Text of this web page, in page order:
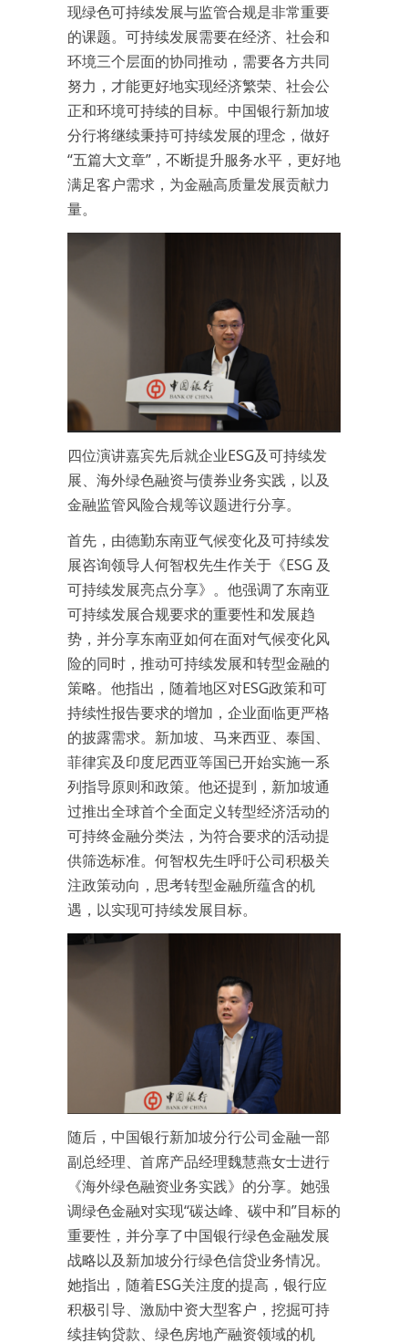
现绿色可持续发展与监管合规是非常重要
的课题。可持续发展需要在经济、社会和
环境三个层面的协同推动，需要各方共同
努力，才能更好地实现经济繁荣、社会公
正和环境可持续的目标。中国银行新加坡
分行将继续秉持可持续发展的理念，做好
“五篇大文章”，不断提升服务水平，更好地
满足客户需求，为金融高质量发展贡献力
量。
四位演讲嘉宾先后就企业ESG及可持续发
展、海外绿色融资与债券业务实践，以及
金融监管风险合规等议题进行分享。
首先，由德勤东南亚气候变化及可持续发
展咨询领导人何智权先生作关于《ESG 及
可持续发展亮点分享》。他强调了东南亚
可持续发展合规要求的重要性和发展趋
势，并分享东南亚如何在面对气候变化风
险的同时，推动可持续发展和转型金融的
策略。他指出，随着地区对ESG政策和可
持续性报告要求的增加，企业面临更严格
的披露需求。新加坡、马来西亚、泰国、
菲律宾及印度尼西亚等国已开始实施一系
列指导原则和政策。他还提到，新加坡通
过推出全球首个全面定义转型经济活动的
可持终金融分类法，为符合要求的活动提
供筛选标准。何智权先生呼吁公司积极关
注政策动向，思考转型金融所蕴含的机
遇，以实现可持续发展目标。
随后，中国银行新加坡分行公司金融一部
副总经理、首席产品经理魏慧燕女士进行
《海外绿色融资业务实践》的分享。她强
调绿色金融对实现“碳达峰、碳中和”目标的
重要性，并分享了中国银行绿色金融发展
战略以及新加坡分行绿色信贷业务情况。
她指出，随着ESG关注度的提高，银行应
积极引导、激励中资大型客户，挖掘可持
续挂钩贷款、绿色房地产融资领域的机